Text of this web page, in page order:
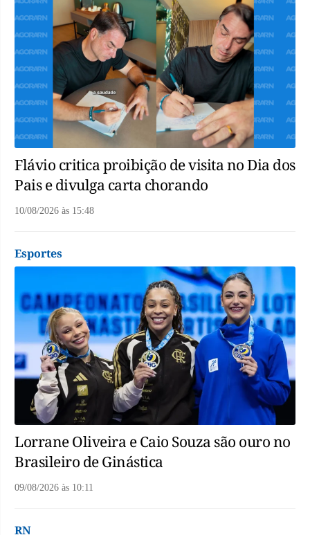
Flávio critica proibição de visita no Dia dos
Pais e divulga carta chorando
10/08/2026 às 15:48
Esportes
Lorrane Oliveira e Caio Souza são ouro no
Brasileiro de Ginástica
09/08/2026 às 10:11
RN